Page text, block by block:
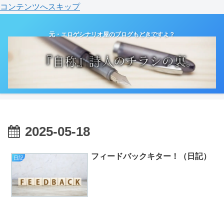
コンテンツへスキップ
元・エロゲシナリオ屋のブログもどきですよ？
2025-05-18
日記 フィードバックキター！（日記）